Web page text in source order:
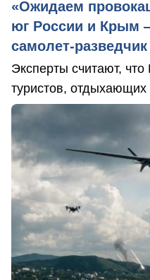
«Ожидаем
юг России и Крым
самолет-разведчик
Эксперты считают, что
туристов,